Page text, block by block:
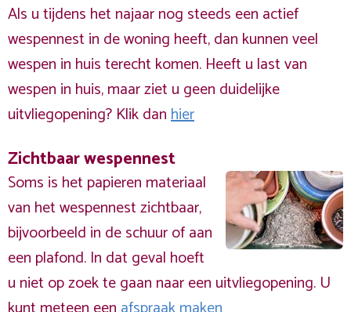
Als u tijdens het najaar nog steeds een actief
wespennest in de woning heeft, dan kunnen veel
wespen in huis terecht komen. Heeft u last van
wespen in huis, maar ziet u geen duidelijke
uitvliegopening? Klik danhier
Zichtbaar wespennest
Soms is het papieren materiaal
van het wespennest zichtbaar,
bijvoorbeeld in de schuur of aan
een plafond. In dat geval hoeft
u niet op zoek te gaan naar een uitvliegopening. U